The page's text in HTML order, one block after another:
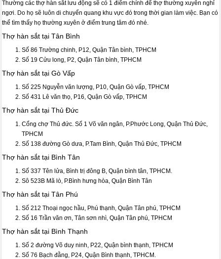
Thường các thợ hàn sắt lưu động sẽ có 1 điểm chính để thợ thường xuyên nghỉ
ngơi. Do họ sẽ luôn di chuyển quang khu vực đó trong thời gian làm việc. Bạn có
thể tìm thấy họ thường xuyên ở điểm trung tâm đó nhé.
Thợ hàn sắt tại Tân Bình
Số 86 Trường chinh, P12, Quận Tân bình, TPHCM
Số 19 Cửu long, P2, Quận Tân bình, TPHCM
Thợ hàn sắt tại Gò Vấp
Số 225 Nguyễn văn lượng, P10, Quận Gò vấp, TPHCM
Số 431 Lê văn thọ, P16, Quận Gò vấp, TPHCM
Thợ hàn sắt tại Thủ Đức
Cổng chợ Thủ đức. Số 1 Võ văn ngân, P.Phước Long, Quận Thủ Đức,
TPHCM
Số 138 đường Gò dưa, P.Tam Bình, Quận Thủ Đức, TPHCM
Thợ hàn sắt tại Bình Tân
Số 337 Tên lửa, Bình trị đông B, Quận bình tân, TPHCM.
Sô 523B Mã lò, P.Bình hưng hòa, Quận Bình Tân
Thợ hàn sắt tại Tân Phú
Số 212 Thoại ngọc hầu, Phú thạnh, Quận Tân phú, TPHCM
Số 16 Trần văn ơn, Tân sơn nhì, Quận Tân phú, TPHCM
Thợ hàn sắt tại Bình Thạnh
Số 2 đường Võ duy ninh, P22, Quận bình thạnh, TPHCM
Số 76 Bạch đằng, P24, Quận Bình thạnh, TPHCM.